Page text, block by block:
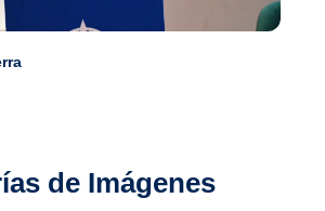
de Imágenes